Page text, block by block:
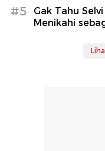
#5
Gak Tahu
Menikahi